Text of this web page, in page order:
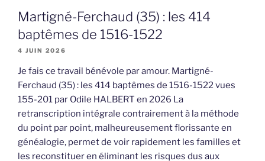
Martigné-Ferchaud (35) : les 414
baptêmes de 1516-1522
4 JUIN 2026
Je fais ce travail bénévole par amour. Martigné-
Ferchaud (35) : les 414 baptêmes de 1516-1522 vues
155-201 par Odile HALBERT en 2026 La
retranscription intégrale contrairement à la méthode
du point par point, malheureusement florissante en
généalogie, permet de voir rapidement les familles et
les reconstituer en éliminant les risques dus aux